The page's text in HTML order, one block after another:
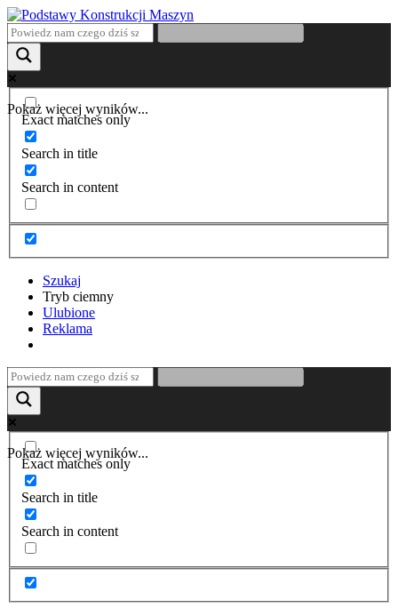
Pokaż więcej wyników...
Exact matches only
Search in title
Search in content
Szukaj
Tryb ciemny
Ulubione
Reklama
Pokaż więcej wyników...
Exact matches only
Search in title
Search in content